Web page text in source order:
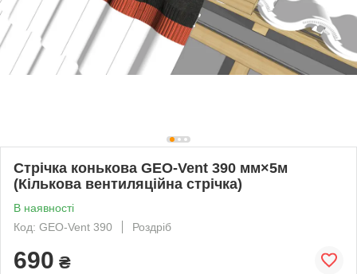
Стрічка конькова GEO-Vent 390 мм×5м
(Кількова вентиляційна стрічка)
В наявності
Код: GEO-Vent 390
Роздріб
690 ₴